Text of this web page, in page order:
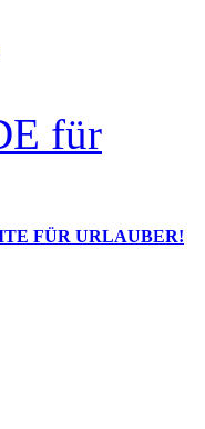
FÜR URLAUBER!